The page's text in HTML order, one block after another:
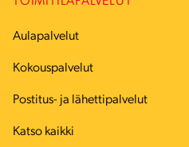
Aulapalvelut
Kokouspalvelut
Postitus- ja lähettipalvelut
Katso kaikki